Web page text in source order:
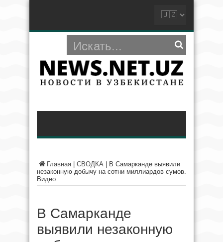
Главная СВОДКА
В Самарканде выявили
незаконную добычу на сотни миллиардов сумов.
Видео
В Самарканде
выявили незаконную